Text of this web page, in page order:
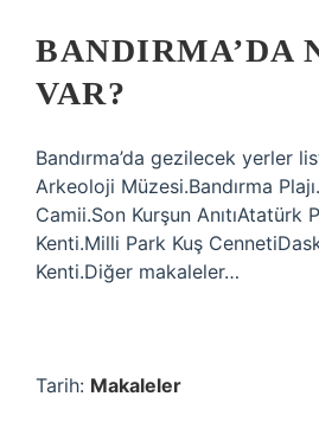
BANDIRMA’DA
VAR?
Bandırma’da gezilecek yerler
Arkeoloji Müzesi.Bandırma
Camii.Son Kurşun AnıtıAtatürk
Kenti.Milli Park Kuş
Kenti.Diğer makaleler…
Tarih: Makaleler